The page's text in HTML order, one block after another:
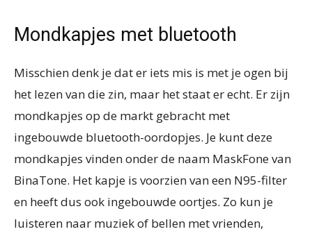
Mondkapjes met bluetooth
Misschien denk je dat er iets mis is met je ogen bij
het lezen van die zin, maar het staat er echt. Er zijn
mondkapjes op de markt gebracht met
ingebouwde bluetooth-oordopjes. Je kunt deze
mondkapjes vinden onder de naam MaskFone van
BinaTone. Het kapje is voorzien van een N95-filter
en heeft dus ook ingebouwde oortjes. Zo kun je
luisteren naar muziek of bellen met vrienden,